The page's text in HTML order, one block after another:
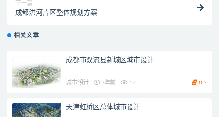
下一篇
成都洪河片区整体规划方案
相关文章
成都市双流县新城区城市设计
城市设计 3年前 12 0.5
天津虹桥区总体城市设计